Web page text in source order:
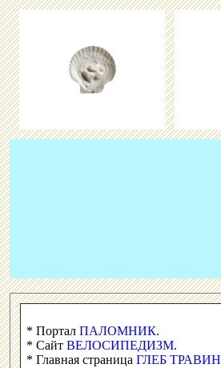
* Портал ПАЛОМНИК.
* Сайт ВЕЛОСИПЕДИЗМ.
* Главная страница ГЛЕБ ТРАВИН